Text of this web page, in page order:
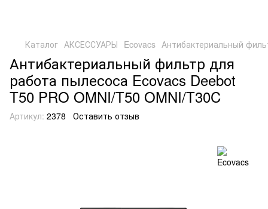
Каталог АКСЕССУАРЫ Ecovacs Антибактериальный
Антибактериальный фильтр для
работа пылесоса Ecovacs Deebot
T50 PRO OMNI/T50 OMNI/T30C
Артикул: 2378 Оставить отзыв